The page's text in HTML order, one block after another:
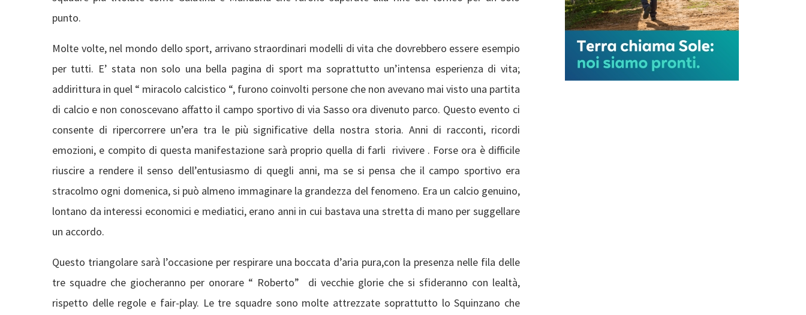
punto.
Molte volte, nel mondo dello sport, arrivano straordinari modelli di vita che dovrebbero essere esempio
per tutti. E’ stata non solo una bella pagina di sport ma soprattutto un’intensa esperienza di vita;
addirittura in quel “ miracolo calcistico “, furono coinvolti persone che non avevano mai visto una partita
di calcio e non conoscevano affatto il campo sportivo di via Sasso ora divenuto parco. Questo evento ci
consente di ripercorrere un’era tra le più significative della nostra storia. Anni di racconti, ricordi
emozioni, e compito di questa manifestazione sarà proprio quella di farli rivivere . Forse ora è difficile
riuscire a rendere il senso dell’entusiasmo di quegli anni, ma se si pensa che il campo sportivo era
stracolmo ogni domenica, si può almeno immaginare la grandezza del fenomeno. Era un calcio genuino,
lontano da interessi economici e mediatici, erano anni in cui bastava una stretta di mano per suggellare
un accordo.
Questo triangolare sarà l’occasione per respirare una boccata d’aria pura,con la presenza nelle fila delle
tre squadre che giocheranno per onorare “ Roberto” di vecchie glorie che si sfideranno con lealtà,
rispetto delle regole e fair-play. Le tre squadre sono molte attrezzate soprattutto lo Squinzano che